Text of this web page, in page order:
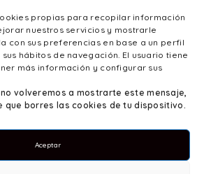
propias para recopilar información
nuestros servicios y mostrarle
con sus preferencias en base a un perfil
hábitos de navegación. El usuario tiene
más información y configurar sus
volveremos a mostrarte este mensaje,
que borres las cookies de tu dispositivo.
Aceptar